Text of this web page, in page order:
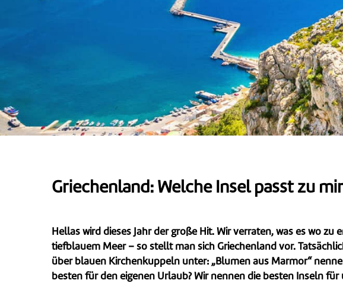
Griechenland: Welche Insel passt zu
Hellas wird dieses Jahr der große Hit. Wir verraten, was es wo zu
tiefblauem Meer – so stellt man sich Griechenland vor.
über blauen Kirchenkuppeln unter: „Blumen aus Marmor“
besten für den eigenen Urlaub? Wir nennen die besten Inseln